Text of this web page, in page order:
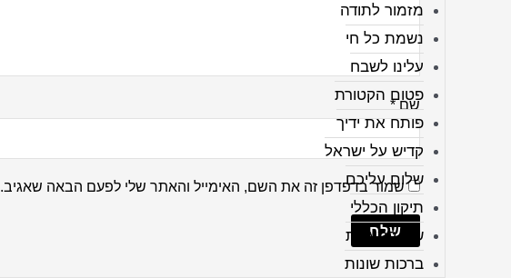
מזמור לתודה
נשמת כל חי
עלינו לשבח
פטום הקטורת
פותח את ידיך
קדיש על ישראל
שלום עליכם
תיקון הכללי
שיר למעלות
ברכות שונות
שם*
שמור בדפדפן זה את השם, האימייל והאתר שלי לפעם הבאה שאגיב.